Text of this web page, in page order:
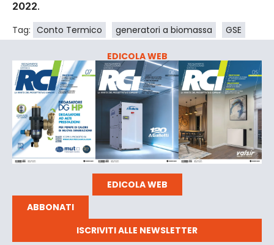
2022.
Tag: Conto Termico generatori a biomassa GSE
EDICOLA WEB
EDICOLA WEB
ABBONATI
ISCRIVITI ALLE NEWSLETTER